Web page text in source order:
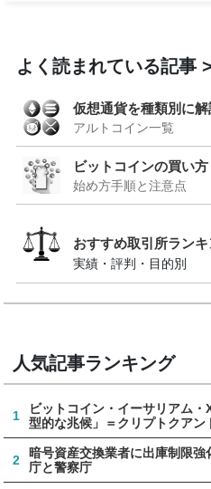
よく読まれている記事
仮想通貨を種類別に解
アルトコイン一覧
ビットコインの買い方
始め方手順と注意点
おすすめ取引所ラン
実績・評判・目的別
人気記事ランキング
1
ビットコイン・イーサリアム
型的な兆候」＝クリプトクアン
2
暗号資産交換業者に出庫制限
庁と警察庁